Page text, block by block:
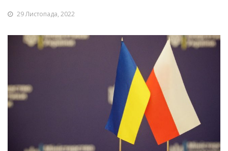
29 Листопада, 2022